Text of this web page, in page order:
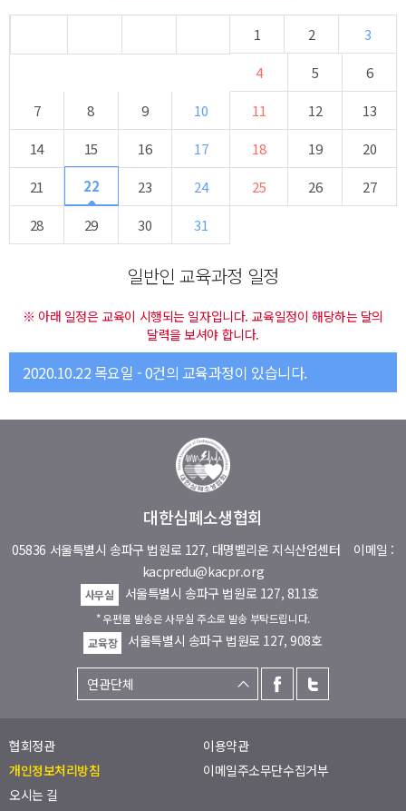
1 2
3
4
5
6
7
8 9 10 11 12
13
14
15 16 17 18 19
20
21
22 23 24 25 26
27
28
29 30 31
일반인 교육과정 일정
※ 아래 일정은 교육이 시행되는 일자입니다. 교육일정이 해당하는 달의
달력을 보셔야 합니다.
2020.10.22 목요일 - 0건의 교육과정이 있습니다.
대한심폐소생협회
05836 서울특별시 송파구 법원로 127, 대명벨리온 지식산업센터 이메일 :
kacpredu@kacpr.org
사무실 서울특별시 송파구 법원로 127, 811호
* 우편물 발송은 사무실 주소로 발송 부탁드립니다.
교육장
서울특별시 송파구 법원로 127, 908호
협회정관
이용약관
개인정보처리방침
이메일주소무단수집거부
오시는 길